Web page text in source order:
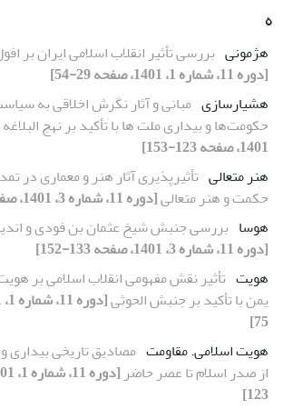
ه
هژمونی بررسی تأثیر انقلاب اسلامی ایران بر
[دوره 11، شماره 1، 1401، صفحه 29-54]
هشیارسازی مبانی و آثار نگرش اخلاقی به
حکومت‌ها‌ و بیداری ملت ها با تأکید بر نهج البلاغه
1401، صفحه 123-153]
هنر متعالی تأثیرپذیری آثار هنر و معماری در
حکمت و هنر متعالی[دوره 11، شماره 3، 1401، صفحه 7-25]
هوسا بررسی جنبش شیخ عثمان بن فودی و
[دوره 11، شماره 3، 1401، صفحه 133-152]
هویت تأثیر نقش مفهومی انقلاب اسلامی بر
یمن با تأکید بر جنبش الحوثی
75]
هویت اسلامی. مقاومت مصادیق تاریخی بیداری
از صدر اسلام تا عصر حاضر
123]